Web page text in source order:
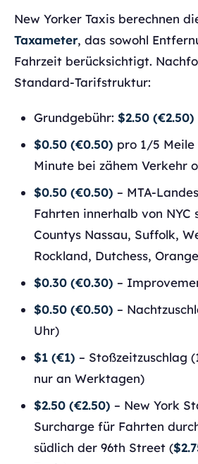
New Yorker Taxis berechnen
Taxameter, das sowohl
Fahrzeit berücksichtigt.
Standard-Tarifstruktur:
Grundgebühr: $2.50 (€2.50)
$0.50 (€0.50) pro 1/5 Meile
Minute bei zähem Verkehr
$0.50 (€0.50) – MTA-
Fahrten innerhalb von NYC
Countys Nassau, Suffolk,
Rockland, Dutchess,
$0.30 (€0.30) –
$0.50 (€0.50) –
Uhr)
$1 (€1) – Stoßzeitzuschlag
nur an Werktagen)
$2.50 (€2.50) – New York
Surcharge für Fahrten
südlich der 96th Street (